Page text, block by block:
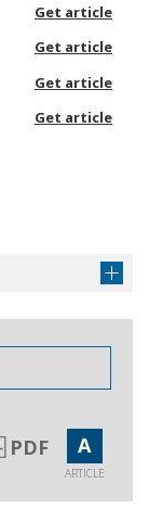
Get article
Get article
Get article
Get article
PDF A
ARTICLE